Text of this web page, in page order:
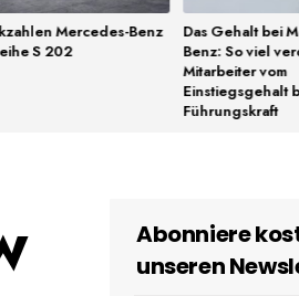
Mercedes-Benz
S 202
Das Gehalt bei
Benz: So viel
Mitarbeiter vom
Einstiegsgehalt
Führungskraft